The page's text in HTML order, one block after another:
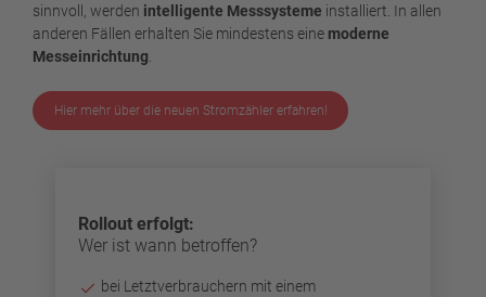
sinnvoll, werden intelligente Messsysteme installiert. In allen
anderen Fällen erhalten Sie mindestens eine moderne
Messeinrichtung
Hier mehr über die neuen Stromzähler erfahren!
Rollout erfolgt:
Wer ist wann betroffen?
bei Letztverbrauchern mit einem